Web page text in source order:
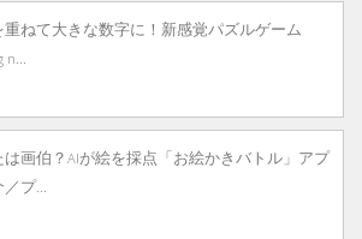
重ねて大きな数字に！新感覚パズルゲーム
は画伯？AIが絵を採点「お絵かきバトル」アプ
プ...